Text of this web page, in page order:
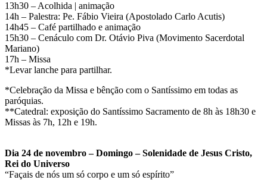
13h30 – Acolhida | animação
14h – Palestra: Pe. Fábio Vieira (Apostolado Carlo Acutis)
14h45 – Café partilhado e animação
15h30 – Cenáculo com Dr. Otávio Piva (Movimento Sacerdotal
Mariano)
17h – Missa
*Levar lanche para partilhar.
*Celebração da Missa e bênção com o Santíssimo em todas as
paróquias.
**Catedral: exposição do Santíssimo Sacramento de 8h às 18h30 e
Missas às 7h, 12h e 19h.
Dia 24 de novembro – Domingo – Solenidade de Jesus Cristo,
Rei do Universo
“Façais de nós um só corpo e um só espírito”